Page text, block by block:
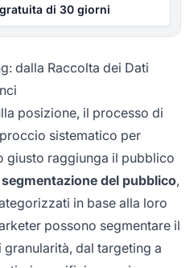
di 30 giorni
dalla Raccolta dei Dati
posizione, il processo di
sistematico per
giusto raggiunga il pubblico
segmentazione del pubblico,
in base alla loro
possono segmentare il
dal targeting a